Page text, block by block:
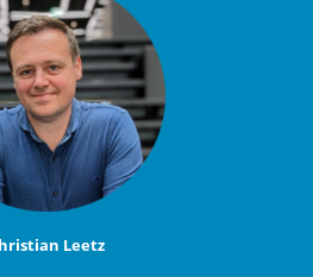
Leetz